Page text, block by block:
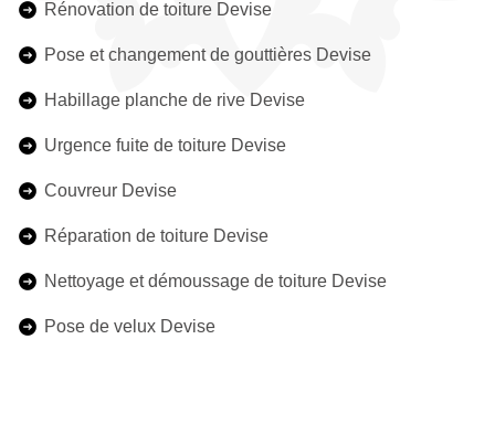
Rénovation de toiture Devise
Pose et changement de gouttières Devise
Habillage planche de rive Devise
Urgence fuite de toiture Devise
Couvreur Devise
Réparation de toiture Devise
Nettoyage et démoussage de toiture Devise
Pose de velux Devise